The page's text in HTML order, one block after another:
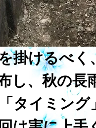
掛けるべく
し、秋の長
タイミング